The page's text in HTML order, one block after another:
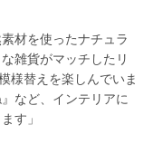
材を使ったナチュラ
雑貨がマッチしたリ
様替えを楽しんでいま
など、インテリアに
す」